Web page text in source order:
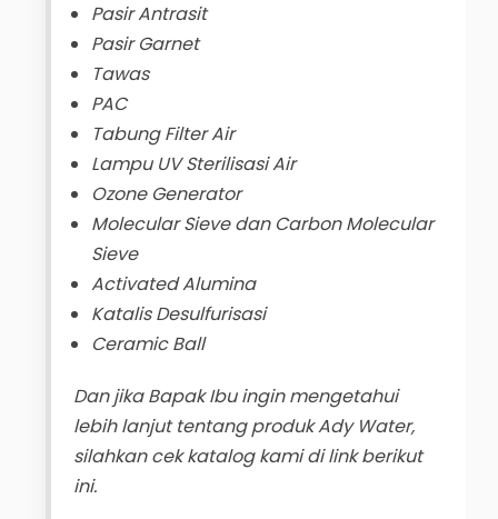
Pasir Antrasit
Pasir Garnet
Tawas
PAC
Tabung Filter Air
Lampu UV Sterilisasi Air
Ozone Generator
Molecular Sieve dan Carbon Molecular
Sieve
Activated Alumina
Katalis Desulfurisasi
Ceramic Ball
Dan jika Bapak Ibu ingin mengetahui
lebih lanjut tentang produk Ady Water,
silahkan cek katalog kami di link berikut
ini.